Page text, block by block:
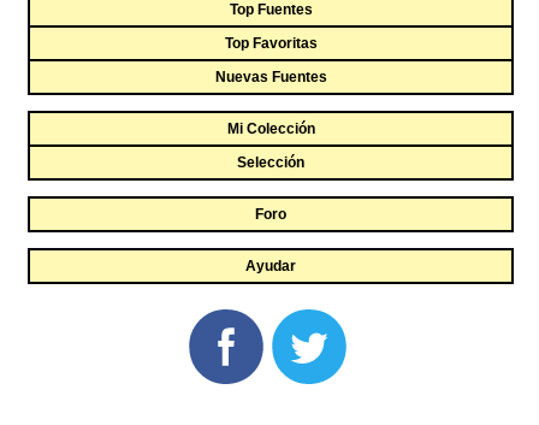
Top Fuentes
Top Favoritas
Nuevas Fuentes
Mi Colección
Selección
Foro
Ayudar